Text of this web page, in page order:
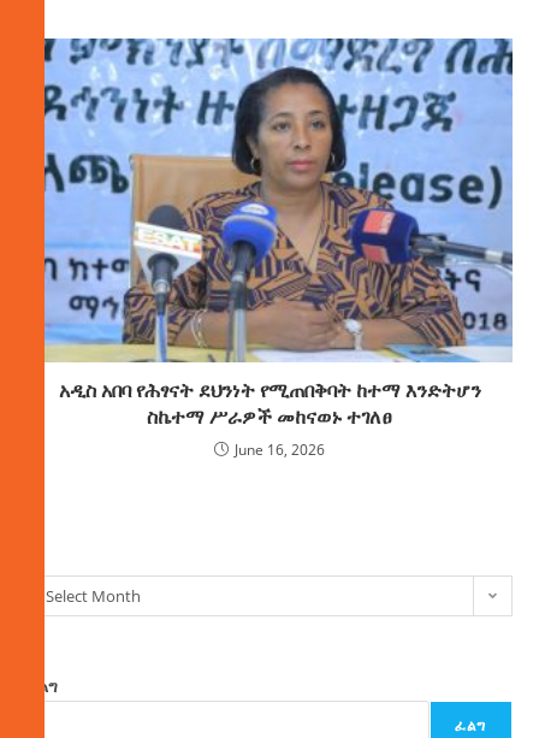
አዲስ አበባ የሕፃናት ደህንነት የሚጠበቅባት ከተማ እንድትሆን
ስኬተማ ሥራዎች መከናወኑ ተገለፀ
June 16, 2026
Select Month
ፈልግ
ፈልግ